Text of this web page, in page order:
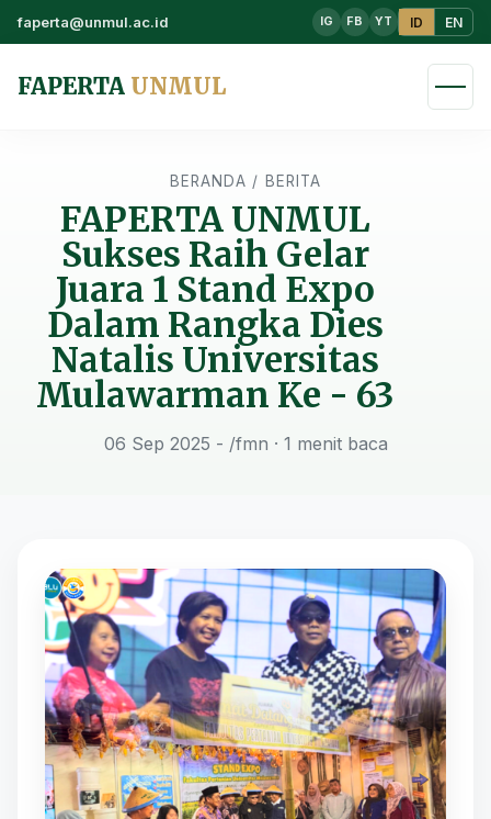
faperta@unmul.ac.id IG FB YT ID EN
FAPERTA UNMUL
BERANDA / BERITA
FAPERTA UNMUL
Sukses Raih Gelar
Juara 1 Stand Expo
Dalam Rangka Dies
Natalis Universitas
Mulawarman Ke - 63
06 Sep 2025 - /fmn · 1 menit baca